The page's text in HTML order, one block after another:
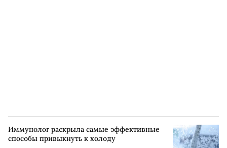
Иммунолог раскрыла самые эффективные
способы привыкнуть к холоду